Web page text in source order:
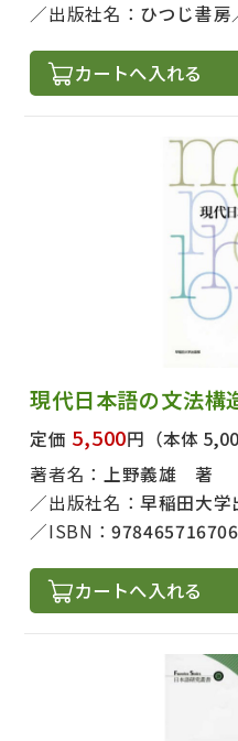
出版社名： ひつじ書房
カートへ入れる
現代日本語の文法
定価 5,500円 （本体
著者名： 上野義雄 著
出版社名：早稲田大学
ISBN：
カートへ入れる